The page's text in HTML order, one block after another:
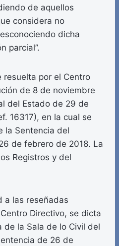
de aquellos
considera no
dicha
parcial”.
por el Centro
de 8 de noviembre
del Estado de 29 de
16317), en la cual se
la Sentencia del
de febrero de 2018. La
Registros y del
las reseñadas
Directivo, se dicta
de la Sala de lo Civil del
de 26 de